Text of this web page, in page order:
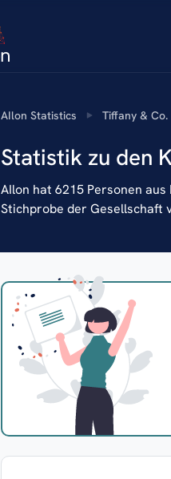
AIlon Statistics Tiffany & Co.
Statistik zu den
AIlon hat 6215 Personen
Stichprobe der Gesellschaft